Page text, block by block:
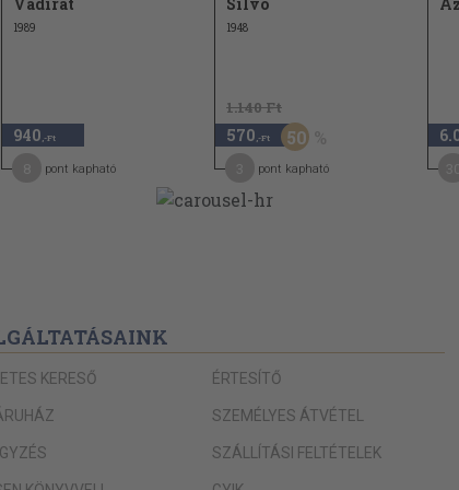
1989
940 ,-Ft
pont kapható
1948
1.140 Ft
570 ,-Ft 50
pont kapható
KERESŐ ÉRTESÍTŐ
SZEMÉLYES ÁTVÉTEL
SZÁLLÍTÁSI FELTÉTELEK